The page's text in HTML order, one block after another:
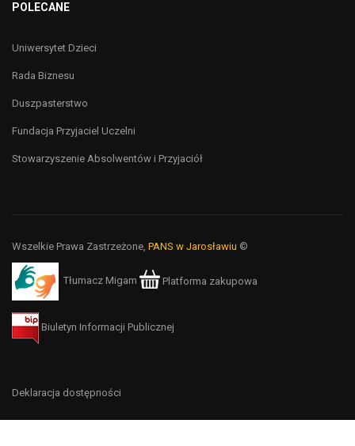
POLECANE
Uniwersytet Dzieci
Rada Biznesu
Duszpasterstwo
Fundacja Przyjaciel Uczelni
Stowarzyszenie Absolwentów i Przyjaciół
Wszelkie Prawa Zastrzeżone, PANS w Jarosławiu ©
Tłumacz Migam Platforma zakupowa
Biuletyn Informacji Publicznej
Deklaracja dostępności